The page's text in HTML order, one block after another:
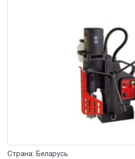
Страна:
Беларусь